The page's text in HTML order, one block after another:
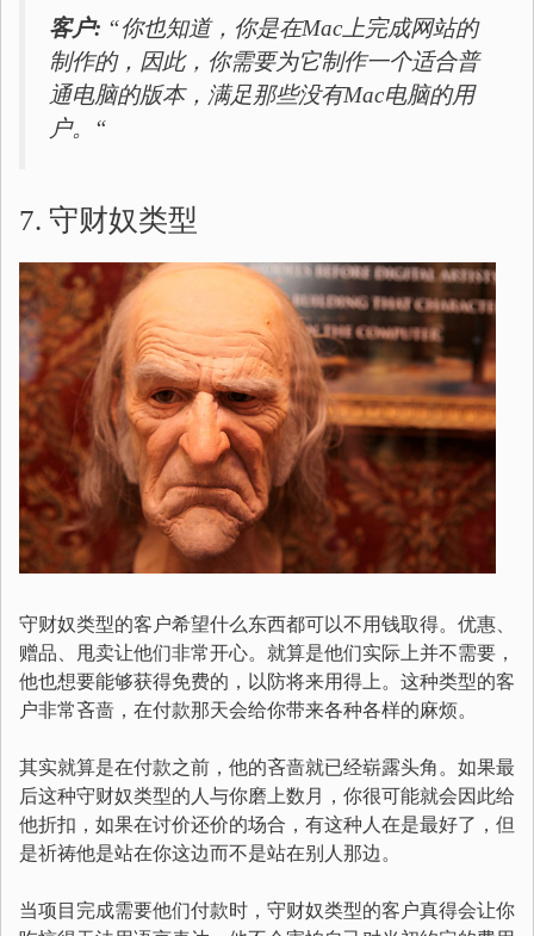
客户: “你也知道，你是在Mac上完成网站的
制作的，因此，你需要为它制作一个适合普
通电脑的版本，满足那些没有Mac电脑的用
户。“
7. 守财奴类型
守财奴类型的客户希望什么东西都可以不用钱取得。优惠、
赠品、甩卖让他们非常开心。就算是他们实际上并不需要，
他也想要能够获得免费的，以防将来用得上。这种类型的客
户非常吝啬，在付款那天会给你带来各种各样的麻烦。
其实就算是在付款之前，他的吝啬就已经崭露头角。如果最
后这种守财奴类型的人与你磨上数月，你很可能就会因此给
他折扣，如果在讨价还价的场合，有这种人在是最好了，但
是祈祷他是站在你这边而不是站在别人那边。
当项目完成需要他们付款时，守财奴类型的客户真得会让你